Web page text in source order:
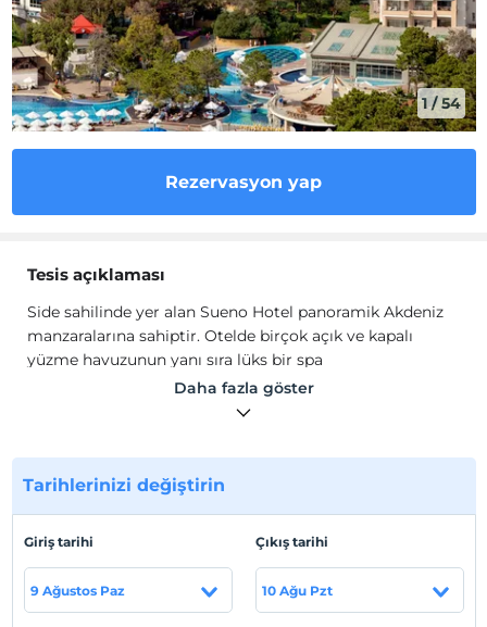
1/54
Rezervasyon yap
Tesis açıklaması
Side sahilinde yer alan Sueno Hotel panoramik Akdeniz
manzaralarına sahiptir. Otelde birçok açık ve kapalı
yüzme havuzunun yanı sıra lüks bir spa
bulunmaktadır.Mavi bayraklı bir plaja sahip olan otel,
çevre ve sürdürülebilirlik performansı sayesinde Yeşil
Side sahilinde yer alan Sueno Hotel panoramik Akdeniz
manzaralarına sahiptir. Otelde birçok açık ve kapalı
çevre ve sürdürülebilirlik performansı sayesinde Yeşil
Anahtar kazanmıştır.
Tesis lokasyon bilgileri
Daha fazla göster
Tarihlerinizi değiştirin
Giriş tarihi
9 Ağustos Paz
Çıkış tarihi
10 Ağu Pzt